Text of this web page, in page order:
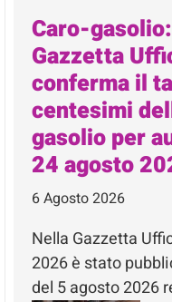
Caro-
Gazzetta
conferma il
centesimi
gasolio per
24 agosto
6 Agosto 2026
Nella Gazzetta
2026 è stato
del 5 agosto 2026